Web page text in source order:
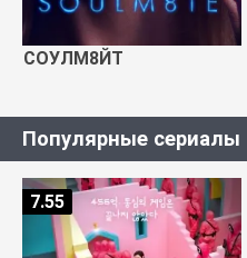
СОУЛМ8ЙТ
Популярные сериалы
7.55